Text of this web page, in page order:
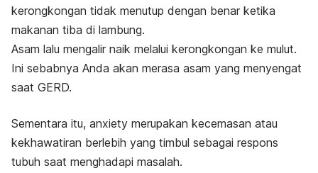
kerongkongan tidak menutup dengan benar ketika
makanan tiba di lambung.
Asam lalu mengalir naik melalui kerongkongan ke mulut.
Ini sebabnya Anda akan merasa asam yang menyengat
saat GERD.
Sementara itu, anxiety merupakan kecemasan atau
kekhawatiran berlebih yang timbul sebagai respons
tubuh saat menghadapi masalah.